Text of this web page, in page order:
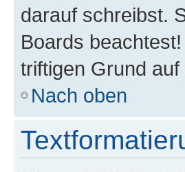
darauf schreibst.
Boards
triftigen Grund
Nach oben